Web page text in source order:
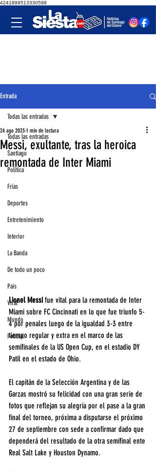
4241899513330598
Entrada
Todas las entradas
Santiago
Política
Frías
Deportes
Entretenimiento
Interior
La Banda
De todo un poco
País
Viral
Mundo
Policial
Todas las entradas
Messi, exultante, tras la heroica
remontada de Inter Miami
24 ago 2023 1 min de lectura
Lionel Messi fue vital para la remontada de Inter
Miami sobre FC Cincinnati en lo que fue triunfo 5-
4 por penales luego de la igualdad 3-3 entre
tiempo regular y extra en el marco de las
semifinales de la US Open Cup, en el estadio DY
Patil en el estado de Ohio.
El capitán de la Selección Argentina y de las
Garzas mostró su felicidad con una gran serie de
fotos que reflejan su alegría por el pase a la gran
final del torneo, próxima a disputarse el próximo
27 de septiembre con sede a confirmar dado que
dependerá del resultado de la otra semifinal ente
Real Salt Lake y Houston Dynamo.